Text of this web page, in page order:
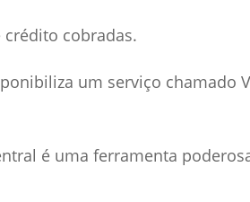
crédito cobradas.
um serviço chamado
é uma ferramenta